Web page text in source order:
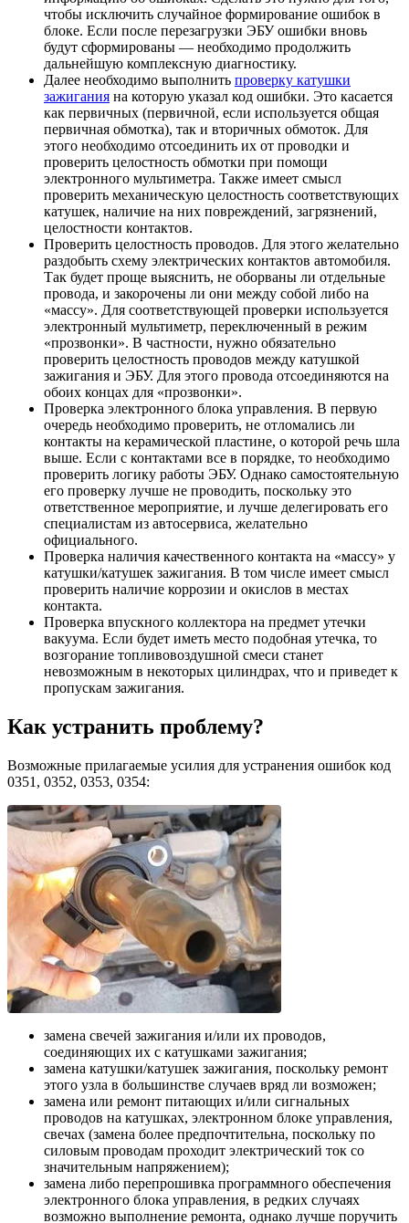
чтобы исключить случайное формирование ошибок в
блоке. Если после перезагрузки ЭБУ ошибки вновь
будут сформированы — необходимо продолжить
дальнейшую комплексную диагностику.
Далее необходимо выполнить проверку катушки
зажигания на которую указал код ошибки. Это касается
как первичных (первичной, если используется общая
первичная обмотка), так и вторичных обмоток. Для
этого необходимо отсоединить их от проводки и
проверить целостность обмотки при помощи
электронного мультиметра. Также имеет смысл
проверить механическую целостность соответствующих
катушек, наличие на них повреждений, загрязнений,
целостности контактов.
Проверить целостность проводов. Для этого желательно
раздобыть схему электрических контактов автомобиля.
Так будет проще выяснить, не оборваны ли отдельные
провода, и закорочены ли они между собой либо на
«массу». Для соответствующей проверки используется
электронный мультиметр, переключенный в режим
«прозвонки». В частности, нужно обязательно
проверить целостность проводов между катушкой
зажигания и ЭБУ. Для этого провода отсоединяются на
обоих концах для «прозвонки».
Проверка электронного блока управления. В первую
очередь необходимо проверить, не отломались ли
контакты на керамической пластине, о которой речь шла
выше. Если с контактами все в порядке, то необходимо
проверить логику работы ЭБУ. Однако самостоятельную
его проверку лучше не проводить, поскольку это
ответственное мероприятие, и лучше делегировать его
специалистам из автосервиса, желательно
официального.
Проверка наличия качественного контакта на «массу» у
катушки/катушек зажигания. В том числе имеет смысл
проверить наличие коррозии и окислов в местах
контакта.
Проверка впускного коллектора на предмет утечки
вакуума. Если будет иметь место подобная утечка, то
возгорание топливовоздушной смеси станет
невозможным в некоторых цилиндрах, что и приведет к
пропускам зажигания.
Как устранить проблему?
Возможные прилагаемые усилия для устранения ошибок код
0351, 0352, 0353, 0354:
замена свечей зажигания и/или их проводов,
соединяющих их с катушками зажигания;
замена катушки/катушек зажигания, поскольку ремонт
этого узла в большинстве случаев вряд ли возможен;
замена или ремонт питающих и/или сигнальных
проводов на катушках, электронном блоке управления,
свечах (замена более предпочтительна, поскольку по
силовым проводам проходит электрический ток со
значительным напряжением);
замена либо перепрошивка программного обеспечения
электронного блока управления, в редких случаях
возможно выполнение ремонта, однако лучше поручить